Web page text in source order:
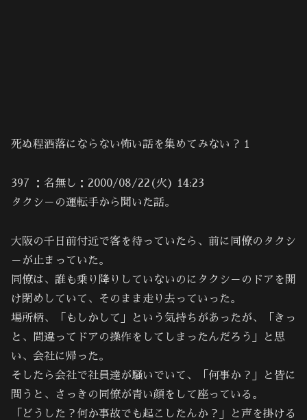
死ぬ程洒落にならない怖い話を集めてみない？１
397 ：名無し：2000/08/22(火) 14:23
タクシ－の運転手から聞いた話。
大阪の千日前付近で客を待っていたら、前に同僚のタクシ
－が止まっていた。
同僚は、誰も乗り降りしていないのにタクシ－のドアを開
け閉めしていて、そのまま走り去っていった。
場所柄、「もしかして」という気持ちがあったが、「きっ
と、間違ってドアの操作をしてしまったんだろう」と思
い、会社に帰った。
そしたら会社で社員達が騒いでいて、「何事か？」と皆に
問うと、さっきの同僚が青い顔をして座っている。
「どうした？何か事故でも起こしたんか？」と声を掛ける